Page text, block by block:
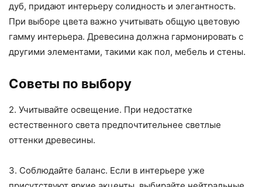
дуб, придают интерьеру солидность и элегантность.
При выборе цвета важно учитывать общую цветовую
гамму интерьера. Древесина должна гармонировать с
другими элементами, такими как пол, мебель и стены.
Советы по выбору
2. Учитывайте освещение. При недостатке
естественного света предпочтительнее светлые
оттенки древесины.
3. Соблюдайте баланс. Если в интерьере уже